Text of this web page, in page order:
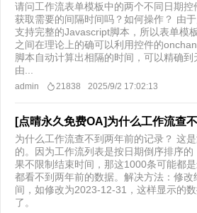
请问工作流表单模板中的两个不同日期
获取需要的间隔时间吗？如何操作？ 由
支持完整的Javascript脚本，所以表单模
之间在理论上的确可以利用控件的
脚本自动计算出相隔的时间，可以精确
由...
admin 21838 2025/9/2 17:02:13
[点晴永久免费OA]为什么工作流查
为什么工作流查不到两年前的记录？ 这
的。因为工作流列表是按日期倒序排序
果不限制结束时间，那这1000条可能都
都看不到两年前的数据。解决方法：修
间，如修改为2023-12-31，这样显示的
了。